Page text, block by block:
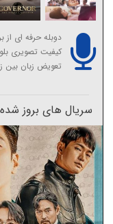
دوبله حرفه ای از
کیفیت تصویری
تعویض زبان بین
سریال های بروز شده